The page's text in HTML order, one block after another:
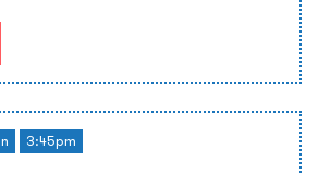
3:45pm